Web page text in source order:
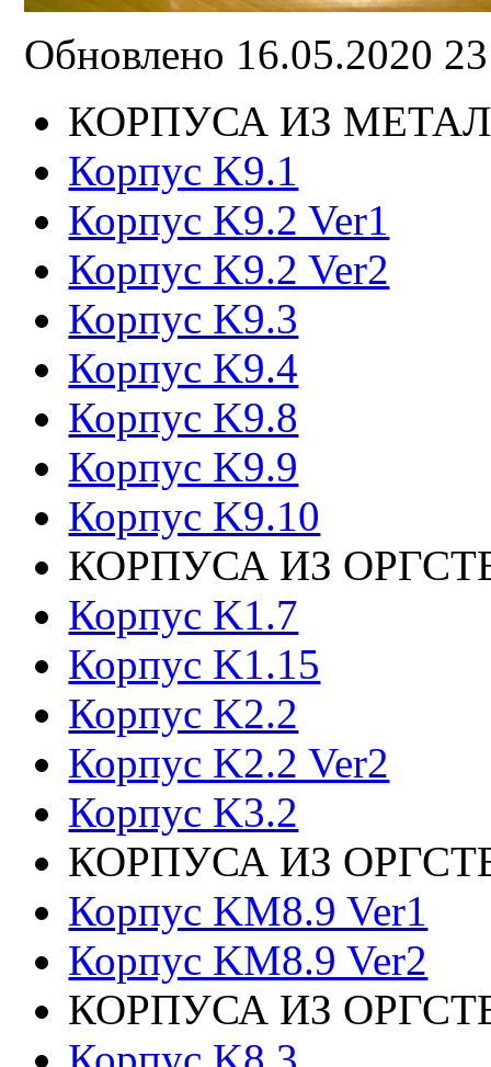
Обновлено 16.05.2020
КОРПУСА ИЗ
Корпус K9.1
Корпус K9.2 Ver1
Корпус K9.2 Ver2
Корпус K9.3
Корпус K9.4
Корпус K9.8
Корпус K9.9
Корпус K9.10
КОРПУСА ИЗ
Корпус K1.7
Корпус K1.15
Корпус K2.2
Корпус K2.2 Ver2
Корпус K3.2
КОРПУСА ИЗ
Корпус KM8.9 Ver1
Корпус KM8.9 Ver2
КОРПУСА ИЗ